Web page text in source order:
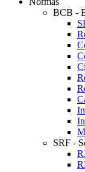
BCB -
SRF -